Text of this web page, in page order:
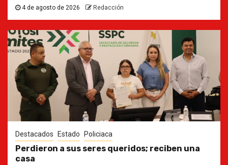
4 de agosto de 2026 Redacción
Destacados Estado Policiaca
Perdieron a sus seres queridos; reciben una
casa